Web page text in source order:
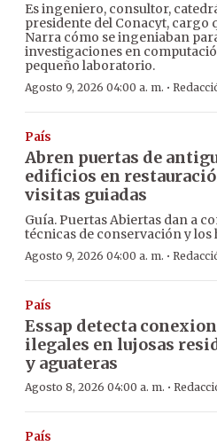
Es ingeniero, consultor,
presidente del Conacyt, cargo
Narra cómo se ingeniaban
investigaciones en
pequeño laboratorio.
Agosto 9, 2026 04:00 a. m. ·
País
Abren puertas de
edificios en
visitas guiadas
Guía. Puertas Abiertas dan a
técnicas de conservación y los
Agosto 9, 2026 04:00 a. m. ·
País
Essap detecta
ilegales en lujosas
y aguateras
Agosto 8, 2026 04:00 a. m. ·
País